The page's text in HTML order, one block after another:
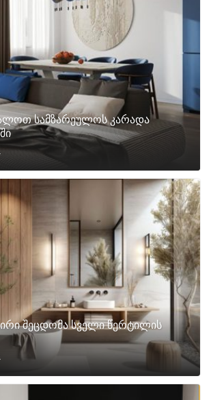
სამზარეულოს კარადა
შეცდომა სველი წერტილის